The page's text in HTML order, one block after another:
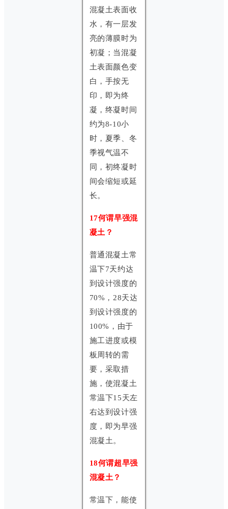
混凝土表面收
水，有一层发
亮的薄膜时为
初凝；当混凝
土表面颜色变
白，手按无
印，即为终
凝，终凝时间
约为8-10小
时，夏季、冬
季视气温不
同，初终凝时
间会缩短或延
长。
17何谓早强混
凝土？
普通混凝土常
温下7天约达
到设计强度的
70%，28天达
到设计强度的
100%，由于
施工进度或模
板周转的需
要，采取措
施，使混凝土
常温下15天左
右达到设计强
度，即为早强
混凝土。
18何谓超早强
混凝土？
常温下，能使